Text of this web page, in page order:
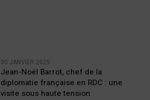
30 JANVIER 2025
Jean-Noël Barrot, chef de la
diplomatie française en RDC : une
visite sous haute tension